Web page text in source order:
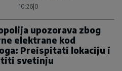
10:26 0
upozorava zbog
elektrane kod
Preispitati lokaciju i
svetinju